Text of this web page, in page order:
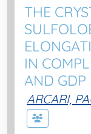
THE
IN
AND GDP
ARCARI,